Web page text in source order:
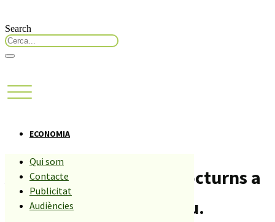
Search
Qui som
Contacte
Publicitat
Audiències
ECONOMIA
Autoritzen als locals nocturns a
ampliar horaris a l’estiu.